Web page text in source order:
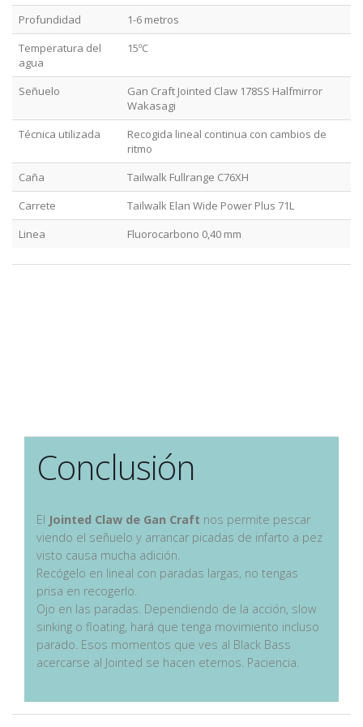
Profundidad
1-6 metros
Temperatura del
agua
15ºC
Señuelo
Gan Craft Jointed Claw 178SS Halfmirror
Wakasagi
Técnica utilizada
Recogida lineal continua con cambios de
ritmo
Caña
Tailwalk Fullrange C76XH
Carrete
Tailwalk Elan Wide Power Plus 71L
Linea
Fluorocarbono 0,40 mm
Conclusión
El Jointed Claw de Gan Craft nos permite pescar
viendo el señuelo y arrancar picadas de infarto a pez
visto causa mucha adición.
Recógelo en lineal con paradas largas, no tengas
prisa en recogerlo.
Ojo en las paradas. Dependiendo de la acción, slow
sinking o floating, hará que tenga movimiento incluso
parado. Esos momentos que ves al Black Bass
acercarse al Jointed se hacen eternos. Paciencia.